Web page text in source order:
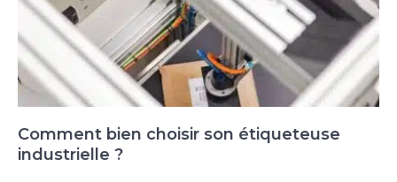
Comment bien choisir son étiqueteuse
industrielle ?